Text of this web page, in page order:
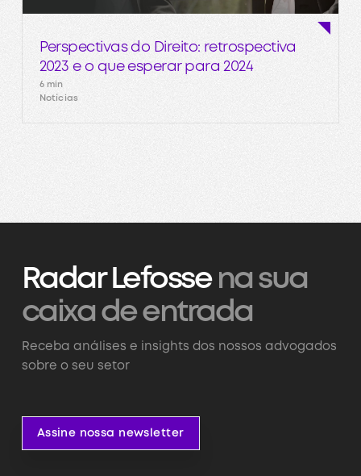
Perspectivas do Direito: retrospectiva
2023 e o que esperar para 2024
6 min
Notícias
Radar Lefossena sua
caixa de entrada
Receba análises e insights dos nossos advogados
sobre o seu setor
Assine nossa newsletter